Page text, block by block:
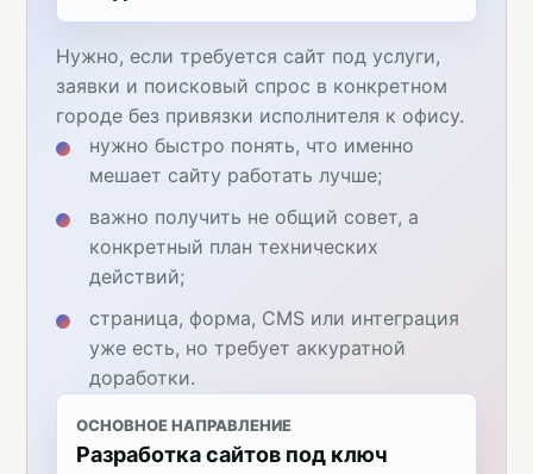
Нужно, если требуется сайт под услуги,
заявки и поисковый спрос в конкретном
городе без привязки исполнителя к офису.
нужно быстро понять, что именно
мешает сайту работать лучше;
важно получить не общий совет, а
конкретный план технических
действий;
страница, форма, CMS или интеграция
уже есть, но требует аккуратной
доработки.
ОСНОВНОЕ НАПРАВЛЕНИЕ
Разработка сайтов под ключ